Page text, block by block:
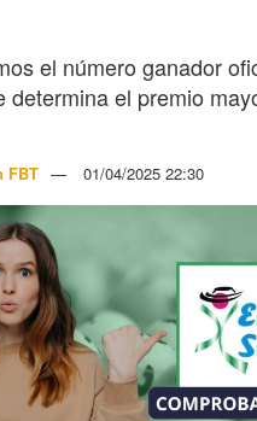
el número ganador
determina el premio
FBT 01/04/2025 22:30